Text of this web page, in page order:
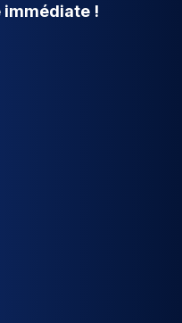
immédiate !